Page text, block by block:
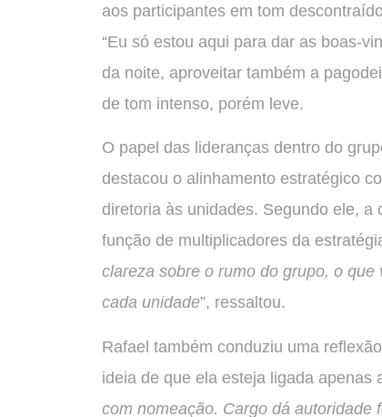
aos participantes em tom
“Eu só estou aqui para dar as boas-
da noite, aproveitar também a
de tom intenso, porém leve.
O papel das lideranças dentro do
destacou o alinhamento estratégico
diretoria às unidades. Segundo ele,
função de multiplicadores da
clareza sobre o rumo do grupo, o
cada unidade”, ressaltou.
Rafael também conduziu uma
ideia de que ela esteja ligada apenas
com nomeação. Cargo dá autoridade